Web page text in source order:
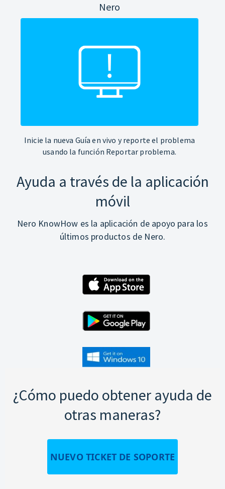
Nero
Inicie la nueva Guía en vivo y reporte el problema
usando la función Reportar problema.
Ayuda a través de la aplicación
móvil
Nero KnowHow es la aplicación de apoyo para los
últimos productos de Nero.
¿Cómo puedo obtener ayuda de
otras maneras?
NUEVO TICKET DE SOPORTE